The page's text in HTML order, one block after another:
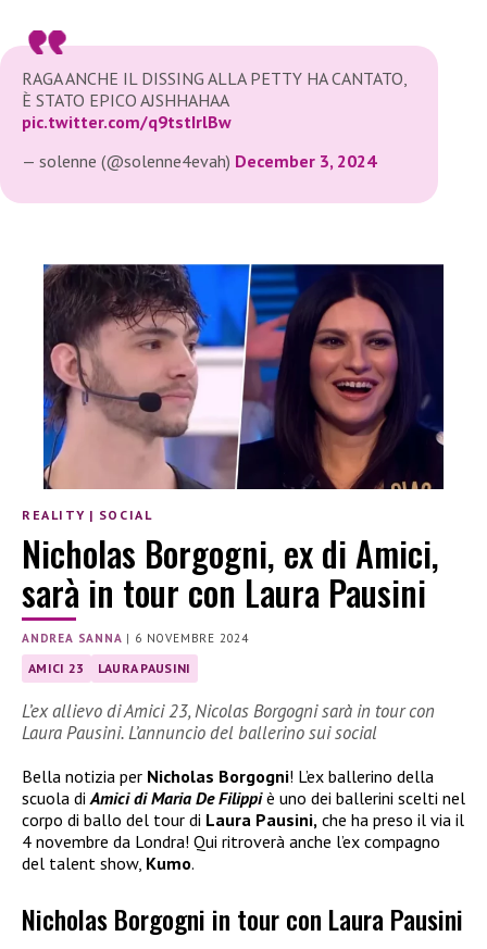
RAGA ANCHE IL DISSING ALLA PETTY HA CANTATO,
È STATO EPICO AJSHHAHAA
pic.twitter.com/q9tstIrlBw
— solenne (@solenne4evah) December 3, 2024
REALITY | SOCIAL
Nicholas Borgogni, ex di Amici,
sarà in tour con Laura Pausini
ANDREA SANNA | 6 NOVEMBRE 2024
AMICI 23 LAURA PAUSINI
L’ex allievo di Amici 23, Nicolas Borgogni sarà in tour con
Laura Pausini. L’annuncio del ballerino sui social
Bella notizia per Nicholas Borgogni! L’ex ballerino della
scuola diAmici di Maria De Filippiè uno dei ballerini scelti nel
corpo di ballo del tour di Laura Pausini, che ha preso il via il
4 novembre da Londra! Qui ritroverà anche l’ex compagno
del talent show, Kumo.
Nicholas Borgogni in tour con Laura Pausini